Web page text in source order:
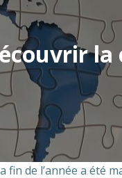
la
fin de l’année a été